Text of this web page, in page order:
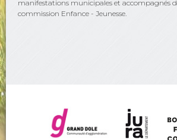
manifestations municipales et accompagnés
commission Enfance - Jeunesse.